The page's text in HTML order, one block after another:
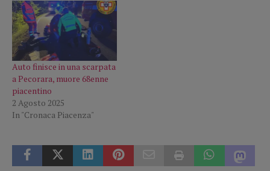
Auto finisce in una scarpata
a Pecorara, muore 68enne
piacentino
2 Agosto 2025
In "Cronaca Piacenza"